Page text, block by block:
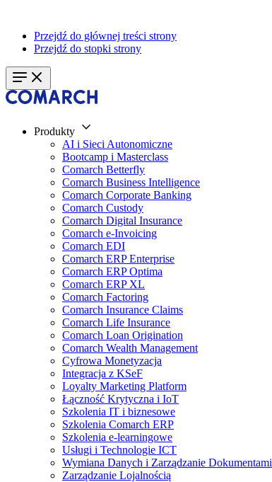
Przejdź do głównej treści strony
Przejdź do stopki strony
Produkty
AI i Sieci Autonomiczne
Bootcamp i Masterclass
Comarch Betterfly
Comarch Business Intelligence
Comarch Corporate Banking
Comarch Custody
Comarch Digital Insurance
Comarch e-Invoicing
Comarch EDI
Comarch ERP Enterprise
Comarch ERP Optima
Comarch ERP XL
Comarch Factoring
Comarch Insurance Claims
Comarch Life Insurance
Comarch Loan Origination
Comarch Wealth Management
Cyfrowa Monetyzacja
Integracja z KSeF
Loyalty Marketing Platform
Łączność Krytyczna i IoT
Szkolenia IT i biznesowe
Szkolenia Comarch ERP
Szkolenia e-learningowe
Usługi i Technologie ICT
Wymiana Danych i Zarządzanie Dokumentami
Zarządzanie Lojalnością